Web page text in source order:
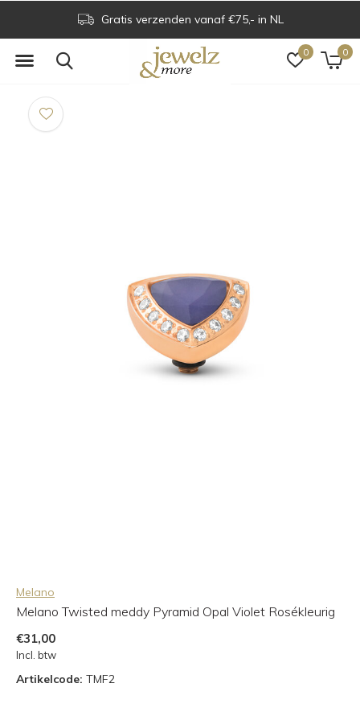
0 0
Gratis verzenden vanaf €75,- in NL
Melano
Melano Twisted meddy Pyramid Opal Violet Rosékleurig
€31,00
Incl. btw
Artikelcode: TMF2